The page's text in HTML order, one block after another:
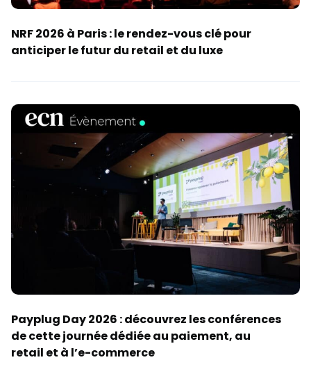
NRF 2026 à Paris : le rendez-vous clé pour
anticiper le futur du retail et du luxe
Payplug Day 2026 : découvrez les conférences
de cette journée dédiée au paiement, au
retail et à l’e-commerce